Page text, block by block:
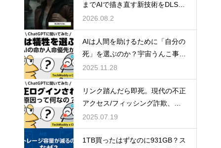
までAIで描き直す新技術をDLSS
4.5と比較
2026.08.2
AIは人間を助けるために「自分の
死」を選ぶのか？宇宙うんこ事件
で読み解くAI倫理のリアル
2025.11.28
リンク踏んだら即死。現代の不正
アクセス/フィッシング詐欺、怖
すぎ問題。
2025.07.19
1TB買ったはずなのに931GB？ス